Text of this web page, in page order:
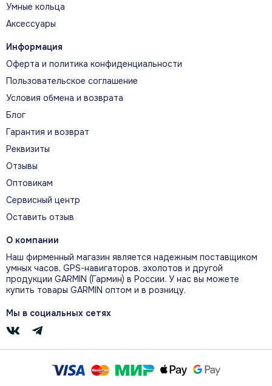
СОВМЕСТИМОСТЬ С ПРИБОРАМИ
НОЧНОГО ВИДЕНИЯ
Специальный режим уменьшает яркость и
делает экран удобным для чтения через
приборы ночного видения.
СТЕЛС-РЕЖИМ
Скрытый режим прекращает сохранение
координат GPS и отключает беспроводную
связь, сохраняя остальные функции часов.
двух форматах повышает ситуационную
осведомлённость и упрощает обмен
местоположением.
удалить сохранённые пользовательские
Умные кольца
Аксессуары
Информация
Оферта и политика конфиденциальности
Пользовательское соглашение
Условия обмена и возврата
Блог
Гарантия и возврат
Реквизиты
Отзывы
Оптовикам
Сервисный центр
Оставить отзыв
О компании
Наш фирменный магазин является надежным поставщиком
умных часов, GPS-навигаторов, эхолотов и другой
продукции GARMIN (Гармин) в России. У нас вы можете
купить товары GARMIN оптом и в розницу.
Мы в социальных сетях